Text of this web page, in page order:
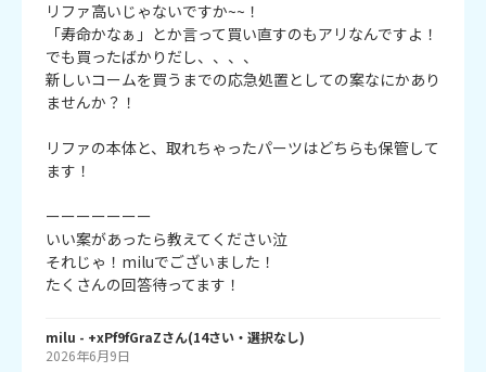
リファ高いじゃないですか~~！
「寿命かなぁ」とか言って買い直すのもアリなんですよ！
でも買ったばかりだし、、、、
新しいコームを買うまでの応急処置としての案なにかあり
ませんか？！
リファの本体と、取れちゃったパーツはどちらも保管して
ます！
ーーーーーーー
いい案があったら教えてください泣
それじゃ！miluでございました！
たくさんの回答待ってます！
milu - +xPf9fGraZさん(14さい・ 選択なし)
2026年6月9日